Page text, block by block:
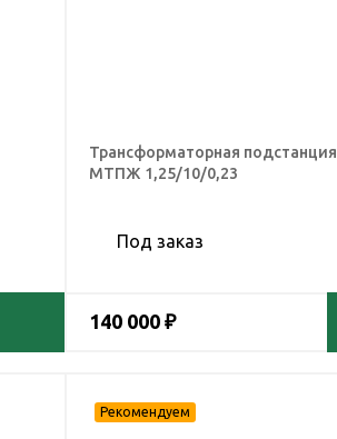
Трансформаторная подстанция
МТПЖ 1,25/10/0,23
Под заказ
140 000 ₽